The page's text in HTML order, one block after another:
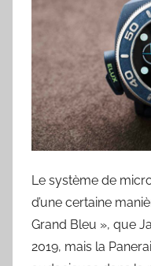
Le système de
d’une certaine
Grand Bleu », que
2019, mais la